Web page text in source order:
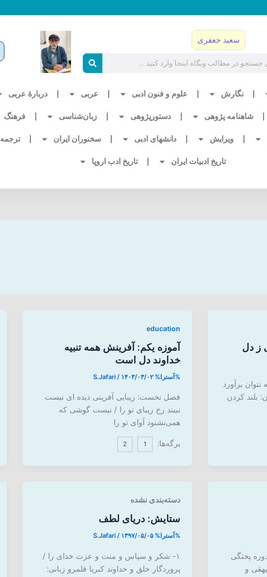
سعید جعفری
نگارش علوم و فنون ادبی عربی دربارۀ عربی
شاهنامه پژوهی دستورپژوهی زبان‌شناسی فرهنگ
ویرایش دانشهای ادبی سخنوران ایران ترجمه
تاریخ ادبیات ایران تاریخ ادب اروپا
ز دل
برآورد
بلند کردن
education
آموزه یکم: آفرینش همه تنبیه
خداوند دل است
%آسترا% S.Jafari / ۱۴۰۳/۰۳/۰۲
فصل نخست: زیبایی آفرینی دیده ای نیست
نبیند رخ زیبای تو را / نیست گوشی که
همی‌نشنود آوای تو را
برگه‌ها: 1
2
پختگی
و
دسته‌بندی نشده
ستایش: دریای لطف
%آسترا% S.Jafari / ۱۳۹۷/۰۵/۰۵
۱- شکر و سپاس و منت و عزت خدای را /
پروردگار خلق و خداوند کبریا قلمرو زبانی: